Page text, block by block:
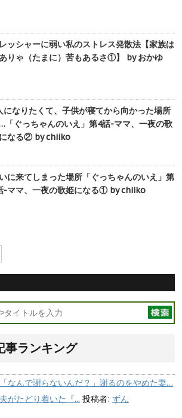
ッシャーに弱い私のストレス発散法【家族は
りゃ（たまに）苦もあるさ①】 by おかゆ
になりたくて、子供が寝てから向かった場所
「ぐっちゃんのいえ」第4話-ママ、一夜の歌
なる② by chiiko
に来てしまった場所「ぐっちゃんのいえ」第
-ママ、一夜の歌姫になる① by chiiko
事ランキング
「なんで謝らないんだ？」謝るのをやめた妻…
夫がたどり着いた『... 投稿者: ずん